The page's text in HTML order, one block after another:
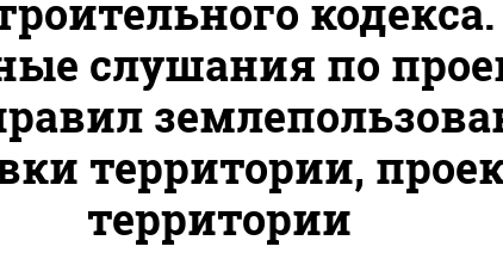
слушания по
территории,
территории